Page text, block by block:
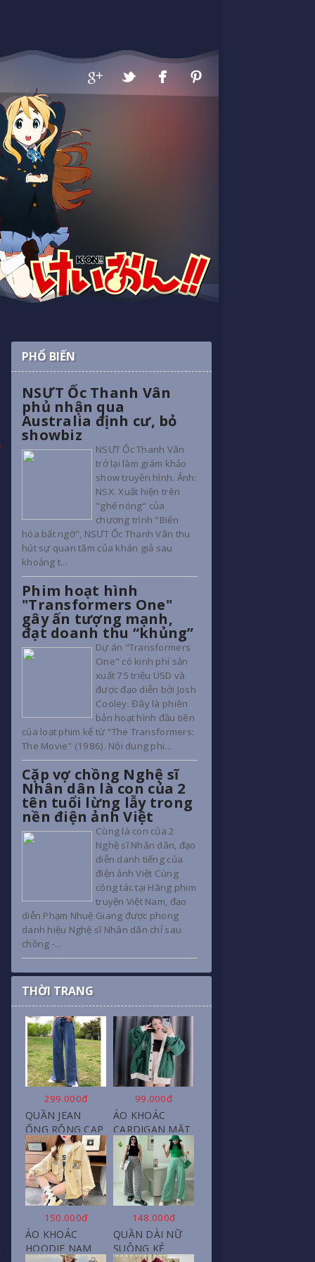
PHỔ BIẾN
NSƯT Ốc Thanh Vân
phủ nhận qua
Australia định cư, bỏ
showbiz
NSƯT Ốc Thanh Vân
trở lại làm giám khảo
show truyền hình. Ảnh:
NSX. Xuất hiện trên
"ghế nóng" của
chương trình "Biến
hóa bất ngờ", NSƯT Ốc Thanh Vân thu
hút sự quan tâm của khán giả sau
khoảng t...
Phim hoạt hình
"Transformers One"
gây ấn tượng mạnh,
đạt doanh thu “khủng”
Dự án "Transformers
One" có kinh phí sản
xuất 75 triệu USD và
được đạo diễn bởi Josh
Cooley. Đây là phiên
bản hoạt hình đầu tiên
của loạt phim kể từ "The Transformers:
The Movie" (1986). Nội dung phi...
Cặp vợ chồng Nghệ sĩ
Nhân dân là con của 2
tên tuổi lừng lẫy trong
nền điện ảnh Việt
Cùng là con của 2
Nghệ sĩ Nhân dân, đạo
diễn danh tiếng của
điện ảnh Việt Cùng
công tác tại Hãng phim
truyện Việt Nam, đạo
diễn Phạm Nhuệ Giang được phong
danh hiệu Nghệ sĩ Nhân dân chỉ sau
chồng -...
THỜI TRANG
299.000đ
QUẦN JEAN
ỐNG RỘNG CẠP
CAO, DÀI XẺ
GẤU PHONG
CÁCH J6
99.000đ
ÁO KHOÁC
CARDIGAN MẶT
CƯỜI NỮ CHẤT
NỈ COTTON
150.000đ
ÁO KHOÁC
HOODIE NAM
148.000đ
QUẦN DÀI NỮ
SUÔNG KẺ